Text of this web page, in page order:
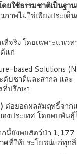
ใช้ธรรมชาติเป็นฐาน
ภาพไม่ใช่เพียงประ
จริง โดยเฉพาะแน
แก่
based Solutions
ดับชาติและสากล และ
ที่ปรึกษา
ต่อยอดผลสัมฤทธิ์จาก
งประเทศ โดยพบพัน
ยังพบสัตว์ป่า
ให้ประโยชน์แก่ทุก